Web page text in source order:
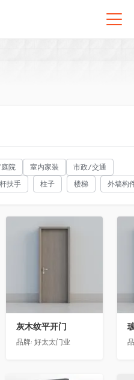
院 室内家装 市政/交通
扶手 柱子 楼梯 外墙构
收藏
灰木纹平开门
品牌: 好太太门业